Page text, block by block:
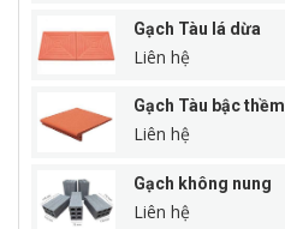
Gạch Tàu lá dừa
Liên hệ
Gạch Tàu bậc thềm
Liên hệ
Gạch không nung
Liên hệ